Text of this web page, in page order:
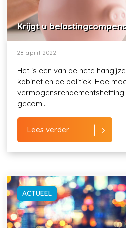
Krijgt u
28 april 2022
Het is een van de hete
kabinet en de politiek. Hoe
gecom...
Lees verder
ACTUEEL